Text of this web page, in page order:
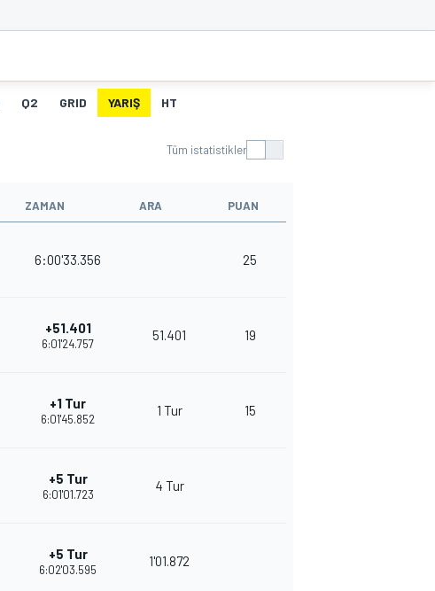
Q2 GRID YARIŞ HT
Tüm istatistikler
ZAMAN ARA PUAN
6:00'33.356 25
+51.401
6:01'24.757
51.401 19
+1 Tur
6:01'45.852
1 Tur 15
+5 Tur
6:01'01.723
4 Tur
+5 Tur
6:02'03.595
1'01.872